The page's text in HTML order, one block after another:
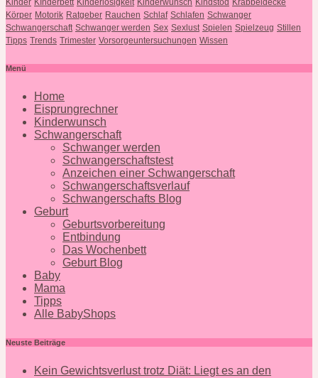
Kinder KInderbett Kinderlosigkeit Kinderwunsch Kindstod Krabbeldecke
Körper Motorik Ratgeber Rauchen Schlaf Schlafen Schwanger
Schwangerschaft Schwanger werden Sex Sexlust Spielen Spielzeug Stillen
Tipps Trends Trimester Vorsorgeuntersuchungen Wissen
Menü
Home
Eisprungrechner
Kinderwunsch
Schwangerschaft
Schwanger werden
Schwangerschaftstest
Anzeichen einer Schwangerschaft
Schwangerschaftsverlauf
Schwangerschafts Blog
Geburt
Geburtsvorbereitung
Entbindung
Das Wochenbett
Geburt Blog
Baby
Mama
Tipps
Alle BabyShops
Neuste Beiträge
Kein Gewichtsverlust trotz Diät: Liegt es an den